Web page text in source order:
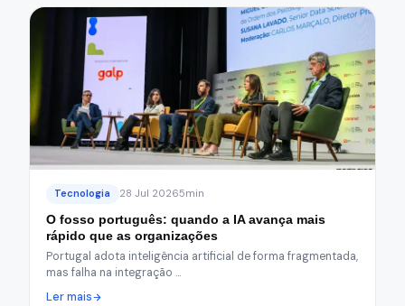
Tecnologia 28 Jul 20265min
O fosso português: quando a IA avança mais
rápido que as organizações
Portugal adota inteligência artificial de forma fragmentada,
mas falha na integração …
Ler mais